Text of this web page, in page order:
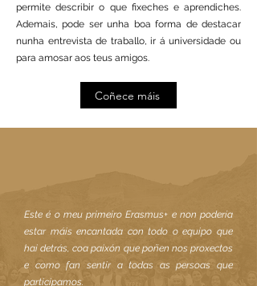
permite describir o que fixeches e aprendiches.
Ademais, pode ser unha boa forma de destacar
nunha entrevista de traballo, ir á universidade ou
para amosar aos teus amigos.
Coñece máis
Este é o meu primeiro Erasmus+ e non podería
estar máis encantada con todo o equipo que
hai detrás, coa paixón que poñen nos proxectos
e como fan sentir a todas as persoas que
participamos.